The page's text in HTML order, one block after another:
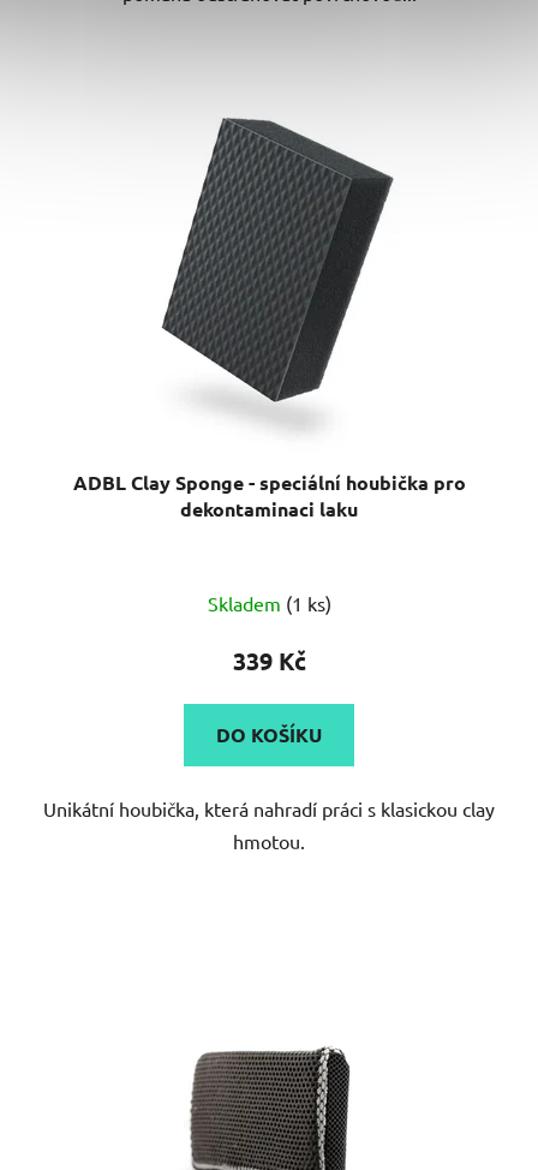
ADBL Clay Sponge - speciální houbička pro
dekontaminaci laku
hodnocení
produktu
5,0
z
hvězdiček.
Skladem (1 ks)
339 Kč
DO KOŠÍKU
Unikátní houbička, která nahradí práci s klasickou clay
hmotou.